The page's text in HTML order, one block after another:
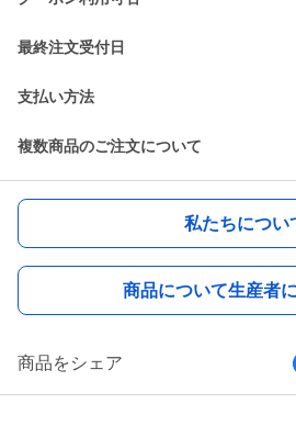
最終注文受付日
支払い方法
複数商品のご注文について
私たちについ
商品について生産者
商品をシェア